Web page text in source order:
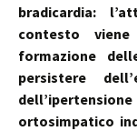
bradicardia:
contesto
formazione
persistere
ortosimpatico